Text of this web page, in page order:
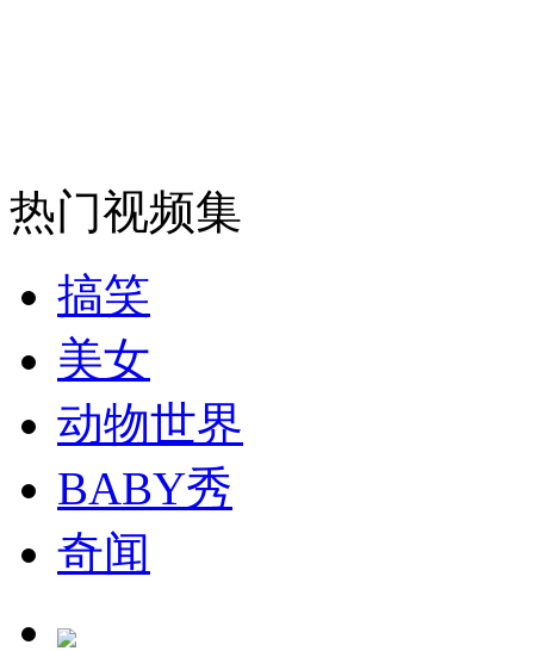
走！跟着总书记去植树
消防员救轻生者
热门视频集
搞笑
美女
动物世界
BABY秀
奇闻